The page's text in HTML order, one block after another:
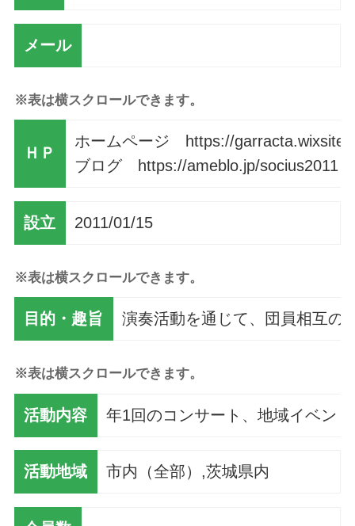
メール
※表は横スクロールできます。
ＨＰ
ホームページ https://
ブログ https://ameblo.jp/socius2011
設立 2011/01/15
※表は横スクロールできます。
目的・趣旨 演奏活動を通じて、団員相互の
※表は横スクロールできます。
活動内容 年1回のコンサート、地域イベン
活動地域 市内（全部）,茨城県内